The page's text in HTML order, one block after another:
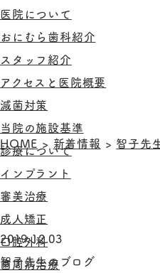
医院について
おにむら歯科紹介
スタッフ紹介
アクセスと医院概要
滅菌対策
当院の施設基準
診療について
インプラント
審美治療
成人矯正
口腔外科
歯周病治療
HOME > 新着情報 > 智子先
2019.12.03
智子先生のブログ